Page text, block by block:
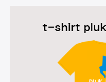
t-shirt pluk